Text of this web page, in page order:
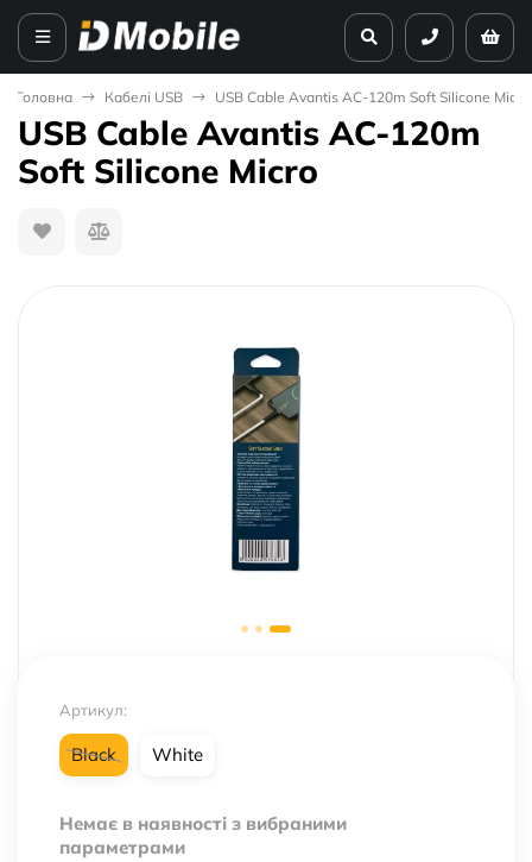
Головна Кабелі USB USB Cable Avantis AC-120m Soft Silicone Micro
USB Cable Avantis AC-120m
Soft Silicone Micro
Артикул:
Black White
Немає в наявності з вибраними
параметрами